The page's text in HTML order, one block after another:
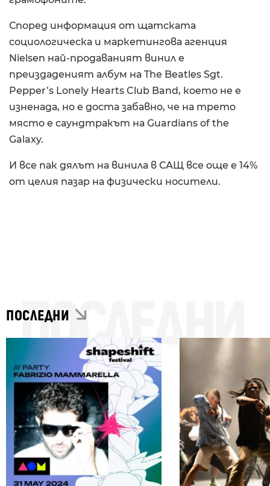
Според информация от щатската
социологическа и маркетингова агенция
Nielsen най-продаваният винил е
преиздаденият албум на The Beatles Sgt.
Pepper’s Lonely Hearts Club Band, което не е
изненада, но е доста забавно, че на трето
място е саундтракът на Guardians of the
Galaxy.
И все пак дялът на винила в САЩ все още е 14%
от целия пазар на физически носители.
ПОСЛЕДНИ
ПОСЛЕДНИ